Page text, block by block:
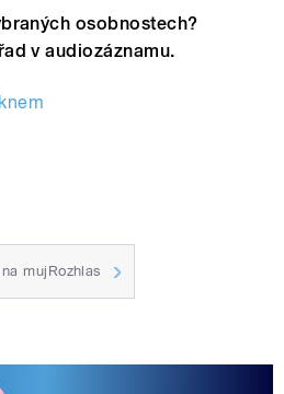
osobnostech?
v audiozáznamu.
knem
mujRozhlas